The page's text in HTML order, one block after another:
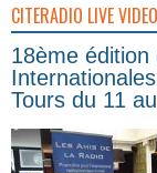
CITERADIO LIVE VIDEO
18ème édition
Tours du 11